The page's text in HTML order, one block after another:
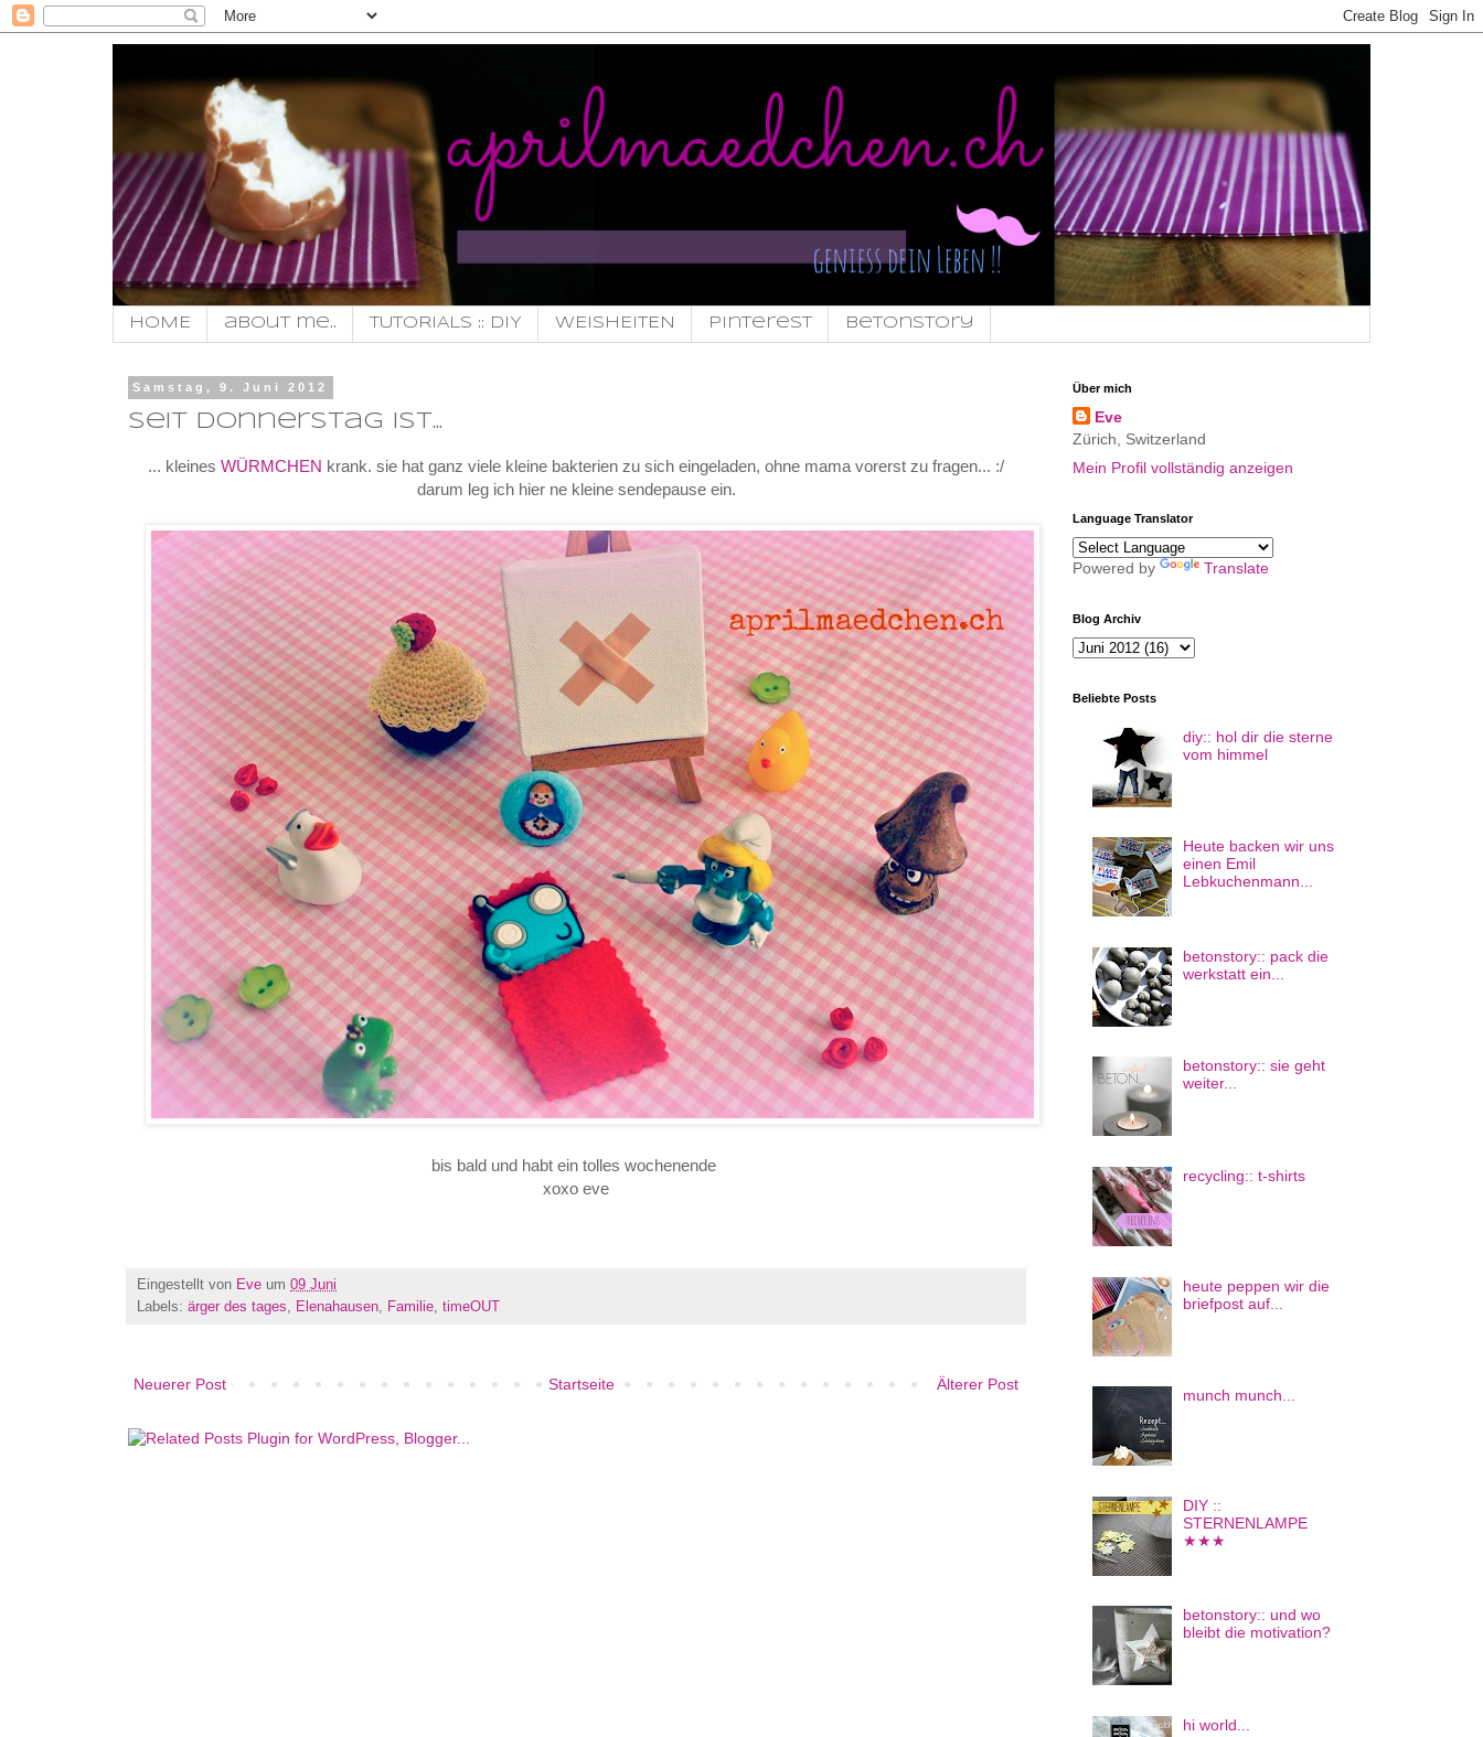
HOME about me.. TUTORIALS :: DIY WEISHEITEN pinterest Betonstory
Samstag, 9. Juni 2012
seit donnerstag ist...
... kleines WÜRMCHEN krank. sie hat ganz viele kleine bakterien zu sich eingeladen, ohne mama vorerst zu fragen... :/
darum leg ich hier ne kleine sendepause ein.
bis bald und habt ein tolles wochenende
xoxo eve
Eingestellt von Eve um 09 Juni
Labels: ärger des tages Elenahausen Familie timeOUT
Neuerer Post Älterer Post
Startseite
Über mich
Eve
Zürich, Switzerland
Mein Profil vollständig anzeigen
Language Translator
Powered by Translate
Blog Archiv
Beliebte Posts
diy:: hol dir die sterne
vom himmel
Heute backen wir uns
einen Emil
Lebkuchenmann...
betonstory:: pack die
werkstatt ein...
betonstory:: sie geht
weiter...
recycling:: t-shirts
heute peppen wir die
briefpost auf...
munch munch...
DIY ::
STERNENLAMPE
★★★
betonstory:: und wo
bleibt die motivation?
hi world...